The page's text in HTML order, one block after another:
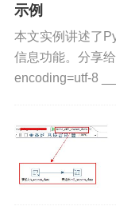
示例
本文实例讲述了
信息功能。分享
encoding=utf-8